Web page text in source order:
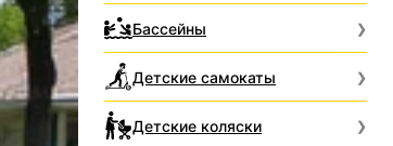
Бассейны
Детские самокаты
Детские коляски